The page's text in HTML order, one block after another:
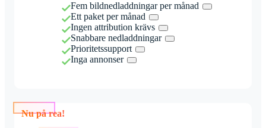
Fem bildnedladdningar per månad
Ett paket per månad
Ingen attribution krävs
Snabbare nedladdningar
Prioritetssupport
Inga annonser
Nu på rea!